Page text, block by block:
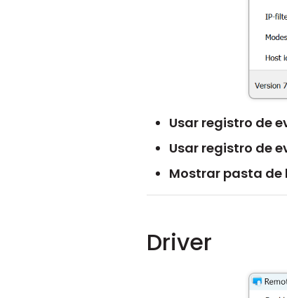
Usar registro de
Usar registro de
Mostrar pasta de
Driver